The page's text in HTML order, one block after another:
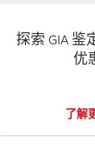
探索 GIA 鉴
优
了解